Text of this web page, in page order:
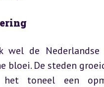
wel de
bloei. De steden
toneel een